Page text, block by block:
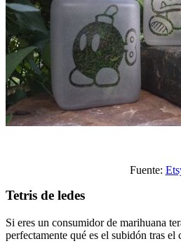
Fuente:
Tetris de ledes
Si eres un consumidor de marihuana
perfectamente qué es el subidón tras el